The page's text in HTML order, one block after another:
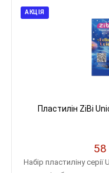
АКЦІЯ
Пластилін ZiBi
58
Набір пластиліну серії